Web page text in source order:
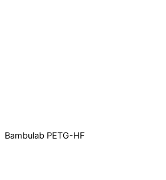
Bambulab PETG-HF